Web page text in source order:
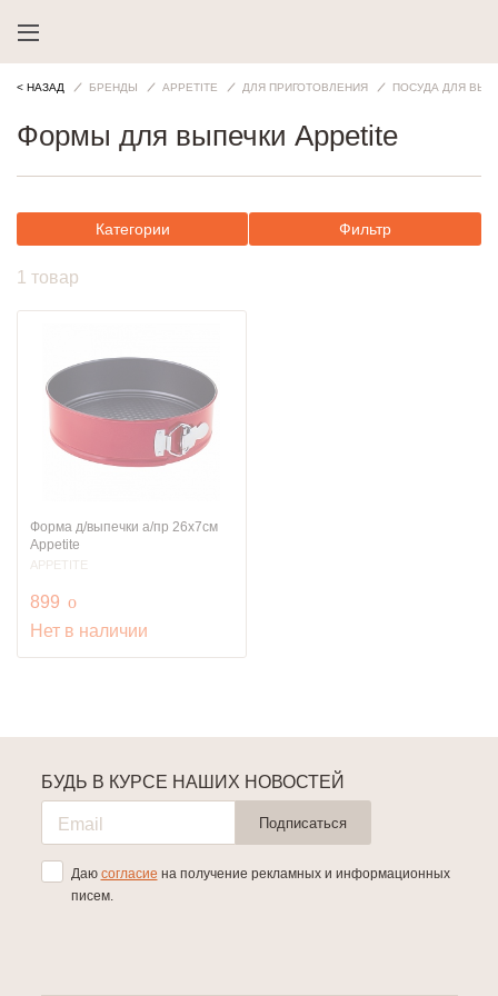
< НАЗАД БРЕНДЫ APPETITE ДЛЯ ПРИГОТОВЛЕНИЯ ПОСУДА ДЛЯ
Формы для выпечки Appetite
Категории Фильтр
1 товар
Форма д/выпечки а/пр 26х7см
Appetite
APPETITE
899 руб.
o
Нет в наличии
БУДЬ В КУРСЕ НАШИХ НОВОСТЕЙ
Подписаться
Даю согласие на получение рекламных и информационных
писем.